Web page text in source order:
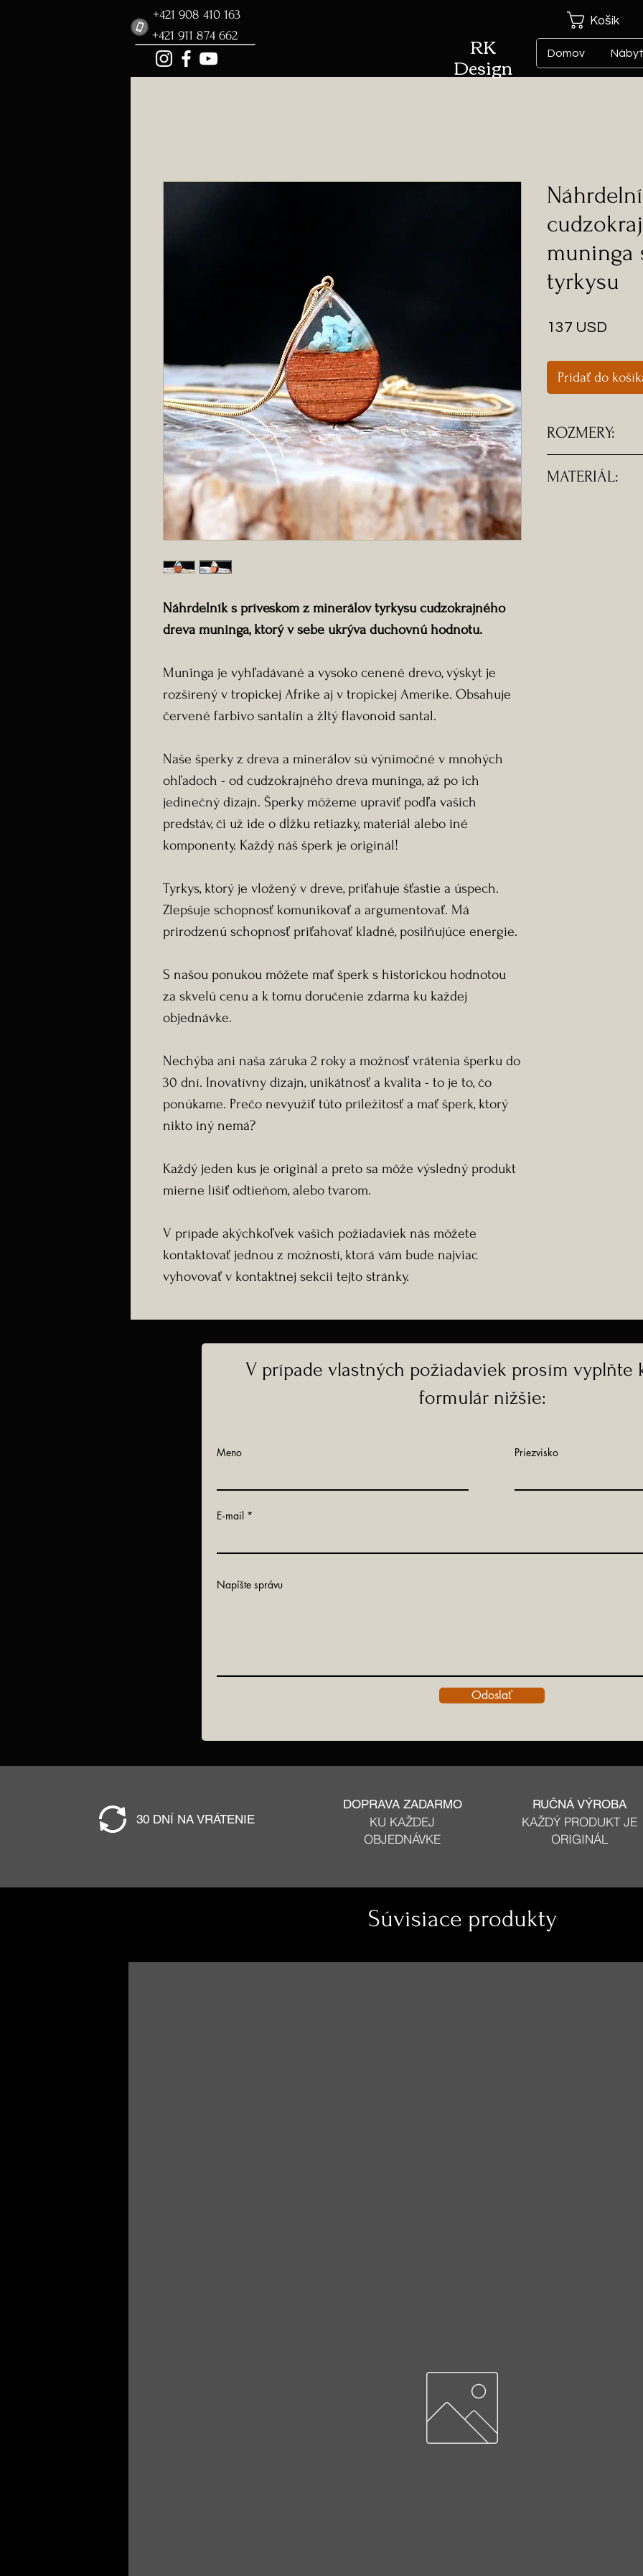
+421 908 410 163
+421 911 874 662
RK
Design
Košík
Domov
Náhrdelník s príveskom z minerálov tyrkysu cudzokrajného
dreva muninga, ktorý v sebe ukrýva duchovnú hodnotu.
Muninga je vyhľadávané a vysoko cenené drevo, výskyt je
rozšírený v tropickej Afrike aj v tropickej Amerike. Obsahuje
červené farbivo santalín a žltý flavonoid santal.
Naše šperky z dreva a minerálov sú výnimočné v mnohých
ohľadoch - od cudzokrajného dreva muninga, až po ich
jedinečný dizajn. Šperky môžeme upraviť podľa vašich
predstáv, či už ide o dĺžku retiazky, materiál alebo iné
komponenty. Každý náš šperk je originál!
Tyrkys, ktorý je vložený v dreve, priťahuje šťastie a úspech.
Zlepšuje schopnosť komunikovať a argumentovať. Má
prirodzenú schopnosť priťahovať kladné, posilňujúce energie.
S našou ponukou môžete mať šperk s historickou hodnotou
za skvelú cenu a k tomu doručenie zdarma ku každej
objednávke.
Nechýba ani naša záruka 2 roky a možnosť vrátenia šperku do
30 dní. Inovatívny dizajn, unikátnosť a kvalita - to je to, čo
ponúkame. Prečo nevyužiť túto príležitosť a mať šperk, ktorý
nikto iný nemá?
Každý jeden kus je originál a preto sa môže výsledný produkt
mierne líšiť odtieňom, alebo tvarom.
V prípade akýchkoľvek vašich požiadaviek nás môžete
kontaktovať jednou z možností, ktorá vám bude najviac
vyhovovať v kontaktnej sekcii tejto stránky.
muninga
tyrkysu
137 USD
Pridať do
ROZMERY:
-Rozmery
-Dĺžka
MATERIÁL:
V prípade vlastných požiadaviek prosím vyplňte
formulár nižšie:
Meno Priezvisko
E‑mail
Napíšte správu
Odoslať
30 DNÍ NA VRÁTENIE
DOPRAVA ZADARMO
KU KAŽDEJ
OBJEDNÁVKE
RUČNÁ VÝROBA
KAŽDÝ PRODUKT JE
ORIGINÁL
Súvisiace produkty